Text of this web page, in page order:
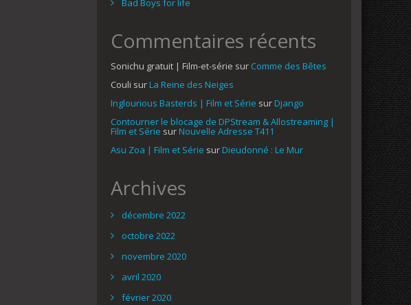
Bad Boys for life
Commentaires récents
Sonichu gratuit | Film-et-série sur Comme des Bêtes
Couli surLa Reine des Neiges
Inglourious Basterds | Film et Série surDjango
Contourner le blocage de DPStream & Allostreaming |
Film et Série surNouvelle Adresse T411
Asu Zoa | Film et Série surDieudonné : Le Mur
Archives
décembre 2022
octobre 2022
novembre 2020
avril 2020
février 2020